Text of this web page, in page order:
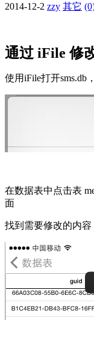
2014-12-2 zzy 其它
通过 iFile 修
使用iFile打开sms.db
在数据表中点击表
面
找到需要修改的内容